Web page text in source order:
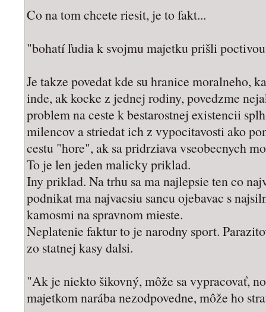
Co na tom chcete riesit, je to fakt...
"bohatí ľudia k svojmu majetku prišli
Je takze povedat kde su hranice moralneho,
inde, ak kocke z jednej rodiny, povedzme
problem na ceste k bestarostnej existencii
milencov a striedat ich z vypocitavosti ako
cestu "hore", ak sa pridrziava vseobecnych
To je len jeden malicky priklad.
Iny priklad. Na trhu sa ma najlepsie ten co
podnikat ma najvacsiu sancu ojebavac s
kamosmi na spravnom mieste.
Neplatenie faktur to je narodny sport.
zo statnej kasy dalsi.
"Ak je niekto šikovný, môže sa vypracovať,
majetkom narába nezodpovedne, môže ho